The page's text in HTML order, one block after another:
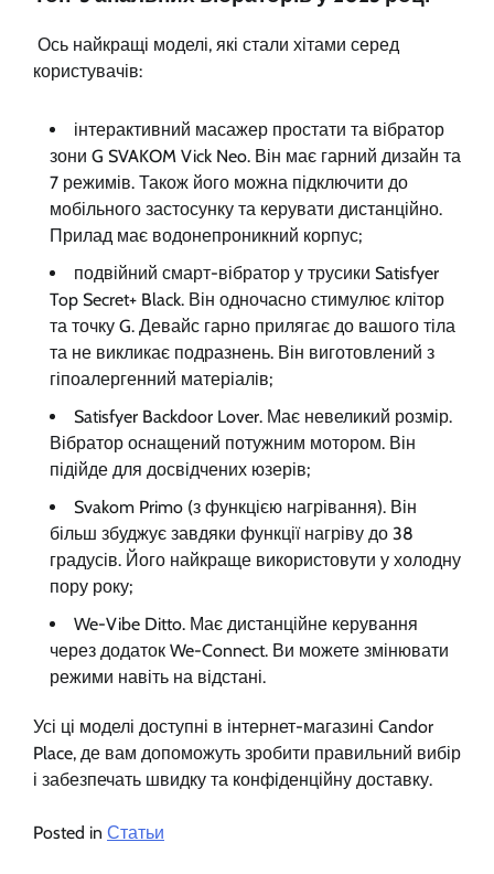
Ось найкращі моделі, які стали хітами серед
користувачів:
інтерактивний масажер простати та вібратор
зони G SVAKOM Vick Neo. Він має гарний дизайн та
7 режимів. Також його можна підключити до
мобільного застосунку та керувати дистанційно.
Прилад має водонепроникний корпус;
подвійний смарт-вібратор у трусики Satisfyer
Top Secret+ Black. Він одночасно стимулює клітор
та точку G. Девайс гарно прилягає до вашого тіла
та не викликає подразнень. Він виготовлений з
гіпоалергенний матеріалів;
Satisfyer Backdoor Lover. Має невеликий розмір.
Вібратор оснащений потужним мотором. Він
підійде для досвідчених юзерів;
Svakom Primo (з функцією нагрівання). Він
більш збуджує завдяки функції нагріву до 38
градусів. Його найкраще використовути у холодну
пору року;
We-Vibe Ditto. Має дистанційне керування
через додаток We-Connect. Ви можете змінювати
режими навіть на відстані.
Усі ці моделі доступні в інтернет-магазині Candor
Place, де вам допоможуть зробити правильний вибір
і забезпечать швидку та конфіденційну доставку.
Posted in Статьи